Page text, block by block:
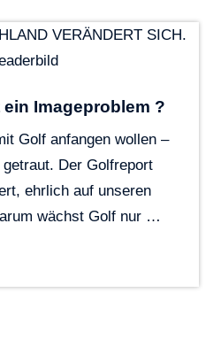
Imageproblem ?
Golf anfangen wollen –
Der Golfreport
ehrlich auf unseren
wächst Golf nur …